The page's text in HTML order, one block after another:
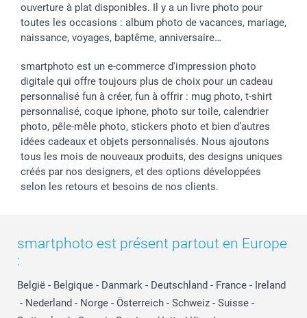
ouverture à plat disponibles. Il y a un livre photo pour
toutes les occasions : album photo de vacances, mariage,
naissance, voyages, baptême, anniversaire…
smartphoto est un e-commerce d'impression photo
digitale qui offre toujours plus de choix pour un cadeau
personnalisé fun à créer, fun à offrir : mug photo, t-shirt
personnalisé, coque iphone, photo sur toile, calendrier
photo, pêle-mêle photo, stickers photo et bien d’autres
idées cadeaux et objets personnalisés. Nous ajoutons
tous les mois de nouveaux produits, des designs uniques
créés par nos designers, et des options développées
selon les retours et besoins de nos clients.
smartphoto est présent partout en Europe
:
België - Belgique - Danmark - Deutschland - France - Ireland
- Nederland - Norge - Österreich - Schweiz - Suisse -